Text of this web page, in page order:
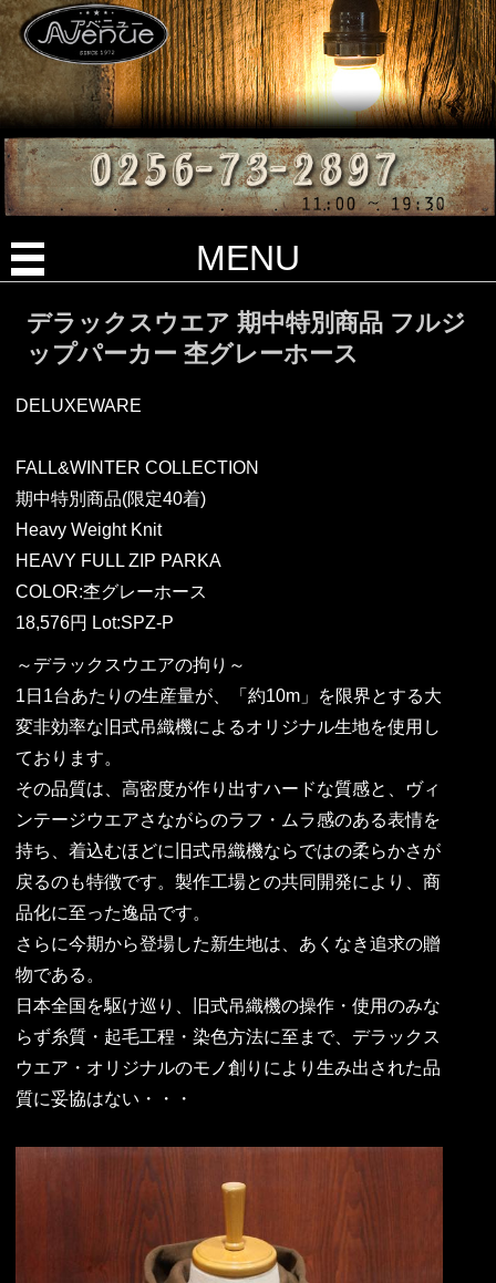
MENU
デラックスウエア 期中特別商品 フルジ
ップパーカー 杢グレーホース
DELUXEWARE
FALL&WINTER COLLECTION
期中特別商品(限定40着)
Heavy Weight Knit
HEAVY FULL ZIP PARKA
COLOR:杢グレーホース
18,576円 Lot:SPZ-P
～デラックスウエアの拘り～
1日1台あたりの生産量が、「約10m」を限界とする大
変非効率な旧式吊織機によるオリジナル生地を使用し
ております。
その品質は、高密度が作り出すハードな質感と、ヴィ
ンテージウエアさながらのラフ・ムラ感のある表情を
持ち、着込むほどに旧式吊織機ならではの柔らかさが
戻るのも特徴です。製作工場との共同開発により、商
品化に至った逸品です。
さらに今期から登場した新生地は、あくなき追求の贈
物である。
日本全国を駆け巡り、旧式吊織機の操作・使用のみな
らず糸質・起毛工程・染色方法に至まで、デラックス
ウエア・オリジナルのモノ創りにより生み出された品
質に妥協はない・・・